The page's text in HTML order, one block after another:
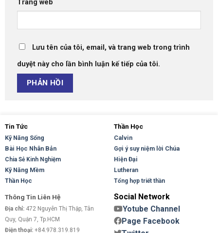
Trang web
Lưu tên của tôi, email, và trang web trong trình
duyệt này cho lần bình luận kế tiếp của tôi.
Tin Tức
Kỹ Năng Sống
Bài Học Nhân Bản
Chia Sẻ Kinh Nghiệm
Kỹ Năng Mềm
Thần Học
Thần Học
Calvin
Gợi ý suy niệm lời Chúa
Hiện Đại
Lutheran
Tổng hợp triết thần
Thông Tin Liên Hệ
Địa chỉ: 472 Nguyễn Thị Thập, Tân
Quy, Quận 7, Tp.HCM
Điện thoại: +84.978.319.819
Social Network
Yotube Channel
Page Facebook